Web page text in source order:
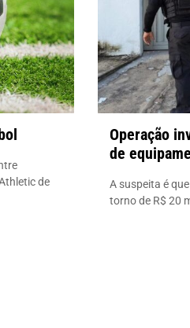
de
Operação
de
A suspeita é
torno de R$ 20